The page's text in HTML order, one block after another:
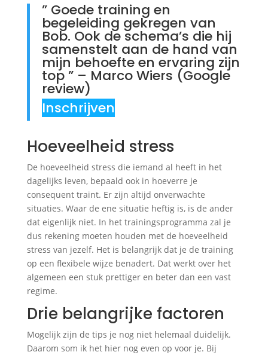
” Goede training en
begeleiding gekregen van
Bob. Ook de schema’s die hij
samenstelt aan de hand van
mijn behoefte en ervaring zijn
top ” – Marco Wiers (Google
review)
Inschrijven
Hoeveelheid stress
De hoeveelheid stress die iemand al heeft in het
dagelijks leven, bepaald ook in hoeverre je
consequent traint. Er zijn altijd onverwachte
situaties. Waar de ene situatie heftig is, is de ander
dat eigenlijk niet. In het trainingsprogramma zal je
dus rekening moeten houden met de hoeveelheid
stress van jezelf. Het is belangrijk dat je de training
op een flexibele wijze benadert. Dat werkt over het
algemeen een stuk prettiger en beter dan een vast
regime.
Drie belangrijke factoren
Mogelijk zijn de tips je nog niet helemaal duidelijk.
Daarom som ik het hier nog even op voor je. Bij